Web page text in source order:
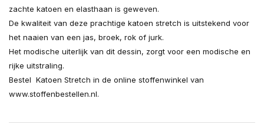
zachte katoen en elasthaan is geweven.
De kwaliteit van deze prachtige katoen stretch is uitstekend voor
het naaien van een jas, broek, rok of jurk.
Het modische uiterlijk van dit dessin, zorgt voor een modische en
rijke uitstraling.
Bestel Katoen Stretch in de online stoffenwinkel van
www.stoffenbestellen.nl.